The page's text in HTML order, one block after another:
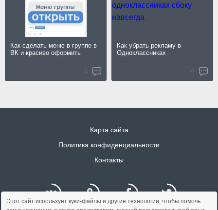
Как сделать меню в группе в
ВК и красиво оформить
2
Как убрать рекламу в
Одноклассниках
4
Карта сайта
Политика конфиденциальности
Контакты
Этот сайт использует куки-файлы и другие технологии, чтобы помочь